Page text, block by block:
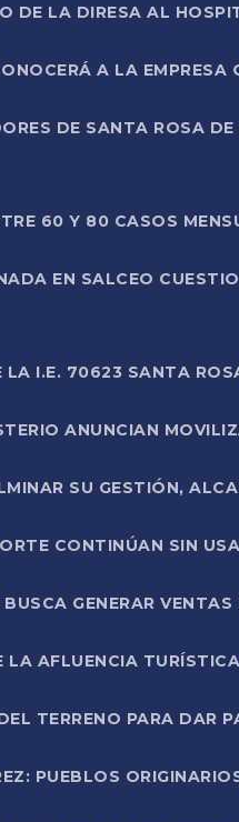
DE LA DIRESA AL
A LA
DE SANTA ROSA
60 Y 80 CASOS
EN SALCEO
LA I.E. 70623 SANTA
ANUNCIAN
SU GESTIÓN,
CONTINÚAN SIN
GENERAR
LA AFLUENCIA
TERRENO PARA DAR
PUEBLOS